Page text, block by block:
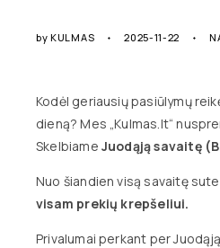
by KULMAS 2025-11-22
Kodėl geriausių pasiūlymų
dieną? Mes „Kulmas.lt“
Skelbiame Juodąją savaitę
Nuo šiandien visą savaitę
visam prekių krepšeliui.
Privalumai perkant per